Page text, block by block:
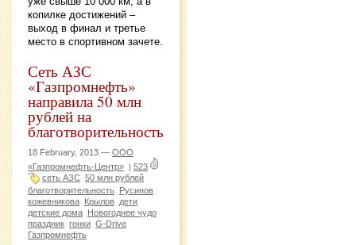
копилке достижений –
выход в финал и третье
место в спортивном зачете.
Сеть АЗС
«Газпромнефть»
направила 50 млн
рублей на
благотворительность
18 February, 2013 — ООО
«Газпромнефть-Центр» | 523
сеть АЗС 50 млн рублей
благотворительность Русинов
кожевникова Крылов дети
детские дома Новогоднее чудо
праздник гонки G-Drive
Газпромнефть